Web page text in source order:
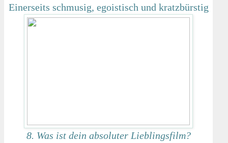
Einerseits schmusig, egoistisch und kratzbürstig
8. Was ist dein absoluter Lieblingsfilm?